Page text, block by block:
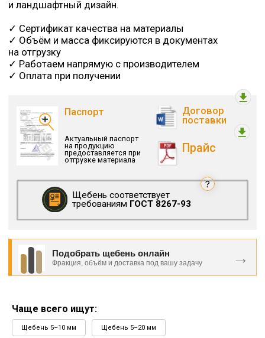
Подобрать щебень онлайн
Фракция, объём и доставка под вашу задачу →
Чаще всего ищут:
Щебень 5–10 мм Щебень 5–20 мм
Читать подробнее о видах щебня
Разобрали виды щебня, фракции, применение и
дренажа, дорог, парковок и благоустройства.
Не знаете, какой щебень нужен
для вашей задачи?
Доставка по СПб и Ленинградской области
Рассчитать стоимость доставки